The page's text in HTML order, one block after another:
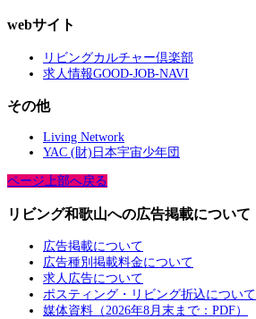
webサイト
リビングカルチャー倶楽部
求人情報GOOD-JOB-NAVI
その他
Living Network
YAC (財)日本宇宙少年団
ページ上部へ戻る
リビング和歌山への広告掲載について
広告掲載について
広告種別掲載料金について
求人広告について
ポスティング・リビング折込について
媒体資料（2026年8月末まで：PDF）